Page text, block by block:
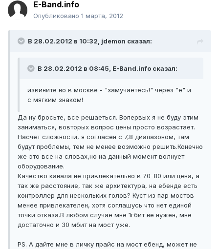
E-Band.info
Опубликовано 1 марта, 2012
В 28.02.2012 в 10:32, jdemon сказал:
В 28.02.2012 в 08:45, E-Band.info сказал:
извините но в москве - "замучаетесь!" через "е" и
с мягким знаком!
Да ну бросьте, все решаеться. Вопервых я не буду этим
заниматься, вовторых вопрос цены просто возрастает.
Насчет сложности, я согласен с 7,8 диапазоном, там
будут проблемы, тем не менее возможно решить.Конечно
же это все на словах,но на данный момент волнует
оборудование.
Качество канала не привлекательно в 70-80 или цена, а
так же расстояние, так же архитектура, на ебенде есть
контроллер для нескольких голов? Куст из пар мостов
менее привлекателен, хотя соглашусь что нет единой
точки отказа.В любом случае мне 1гбит не нужен, мне
достаточно и 30 мбит на мост уже.
PS. А дайте мне в личку прайс на мост ебенд, может не